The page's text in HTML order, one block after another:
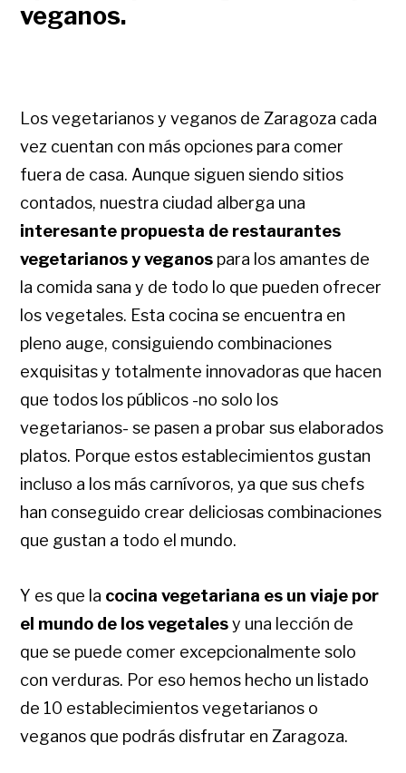
veganos.
Los vegetarianos y veganos de Zaragoza cada
vez cuentan con más opciones para comer
fuera de casa. Aunque siguen siendo sitios
contados, nuestra ciudad alberga una
interesante propuesta de restaurantes
vegetarianos y veganos para los amantes de
la comida sana y de todo lo que pueden ofrecer
los vegetales. Esta cocina se encuentra en
pleno auge, consiguiendo combinaciones
exquisitas y totalmente innovadoras que hacen
que todos los públicos -no solo los
vegetarianos- se pasen a probar sus elaborados
platos. Porque estos establecimientos gustan
incluso a los más carnívoros, ya que sus chefs
han conseguido crear deliciosas combinaciones
que gustan a todo el mundo.
Y es que la cocina vegetariana es un viaje por
el mundo de los vegetalesy una lección de
que se puede comer excepcionalmente solo
con verduras. Por eso hemos hecho un listado
de 10 establecimientos vegetarianos o
veganos que podrás disfrutar en Zaragoza.